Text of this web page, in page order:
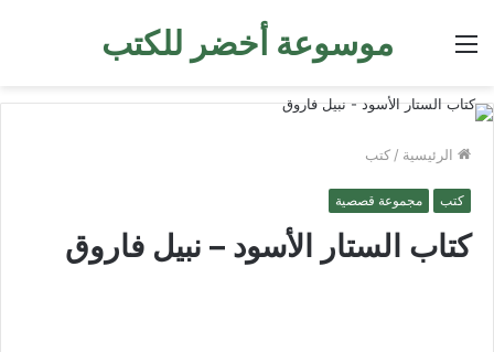
موسوعة أخضر للكتب القائمة
الرئيسية / كتب
كتب مجموعة قصصية
كتاب الستار الأسود – نبيل فاروق